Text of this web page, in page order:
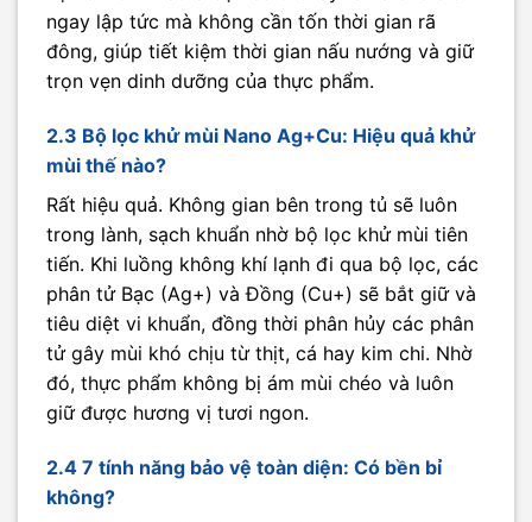
ngay lập tức mà không cần tốn thời gian rã
đông, giúp tiết kiệm thời gian nấu nướng và giữ
trọn vẹn dinh dưỡng của thực phẩm.
2.3 Bộ lọc khử mùi Nano Ag+Cu: Hiệu quả khử
mùi thế nào?
Rất hiệu quả. Không gian bên trong tủ sẽ luôn
trong lành, sạch khuẩn nhờ bộ lọc khử mùi tiên
tiến. Khi luồng không khí lạnh đi qua bộ lọc, các
phân tử Bạc (Ag+) và Đồng (Cu+) sẽ bắt giữ và
tiêu diệt vi khuẩn, đồng thời phân hủy các phân
tử gây mùi khó chịu từ thịt, cá hay kim chi. Nhờ
đó, thực phẩm không bị ám mùi chéo và luôn
giữ được hương vị tươi ngon.
2.4 7 tính năng bảo vệ toàn diện: Có bền bỉ
không?